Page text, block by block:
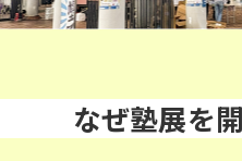
なぜ塾展を